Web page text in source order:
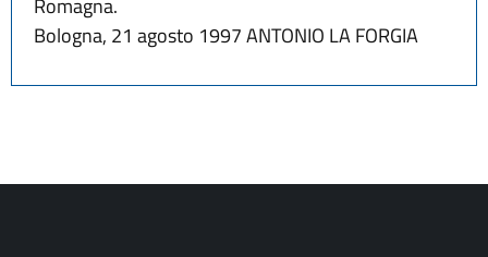
Romagna.
Bologna, 21 agosto 1997 ANTONIO LA FORGIA